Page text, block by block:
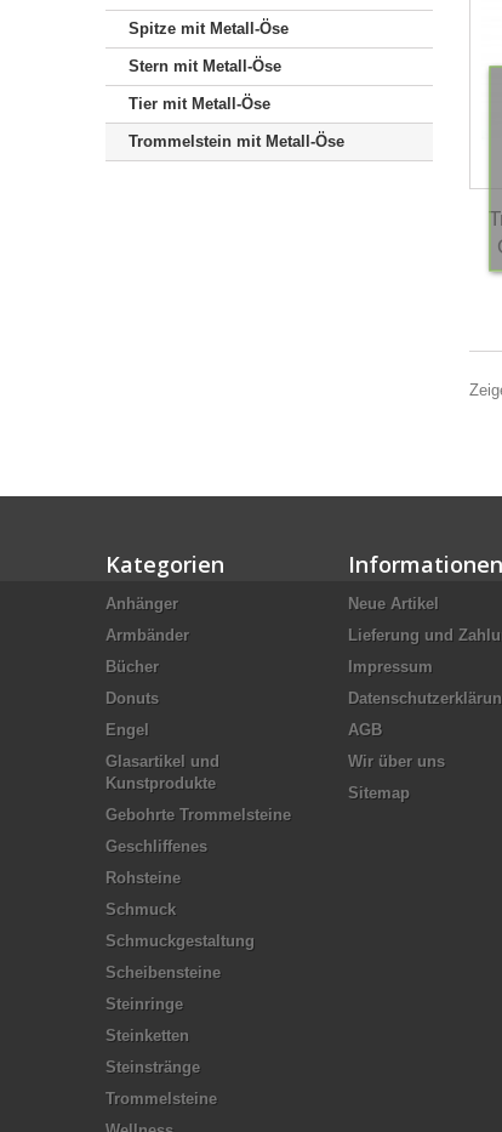
Spitze mit Metall-Öse
Stern mit Metall-Öse
Tier mit Metall-Öse
Trommelstein mit Metall-Öse
Kategorien
Anhänger
Armbänder
Bücher
Donuts
Engel
Glasartikel und
Kunstprodukte
Gebohrte Trommelsteine
Geschliffenes
Rohsteine
Schmuck
Schmuckgestaltung
Scheibensteine
Steinringe
Steinketten
Steinstränge
Trommelsteine
Informationen
Neue Artikel
Lieferung und
Impressum
AGB
Wir über uns
Sitemap